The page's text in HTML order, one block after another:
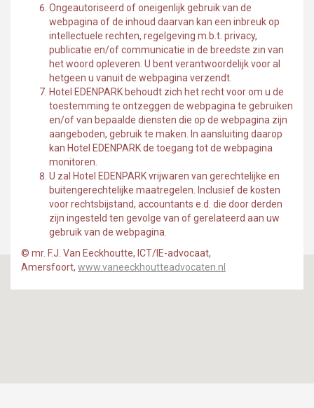
Ongeautoriseerd of oneigenlijk gebruik van de
webpagina of de inhoud daarvan kan een inbreuk op
intellectuele rechten, regelgeving m.b.t. privacy,
publicatie en/of communicatie in de breedste zin van
het woord opleveren. U bent verantwoordelijk voor al
hetgeen u vanuit de webpagina verzendt.
Hotel EDENPARK behoudt zich het recht voor om u de
toestemming te ontzeggen de webpagina te gebruiken
en/of van bepaalde diensten die op de webpagina zijn
aangeboden, gebruik te maken. In aansluiting daarop
kan Hotel EDENPARK de toegang tot de webpagina
monitoren.
U zal Hotel EDENPARK vrijwaren van gerechtelijke en
buitengerechtelijke maatregelen. Inclusief de kosten
voor rechtsbijstand, accountants e.d. die door derden
zijn ingesteld ten gevolge van of gerelateerd aan uw
gebruik van de webpagina.
© mr. F.J. Van Eeckhoutte, ICT/IE-advocaat,
Amersfoort, www.vaneeckhoutteadvocaten.nl